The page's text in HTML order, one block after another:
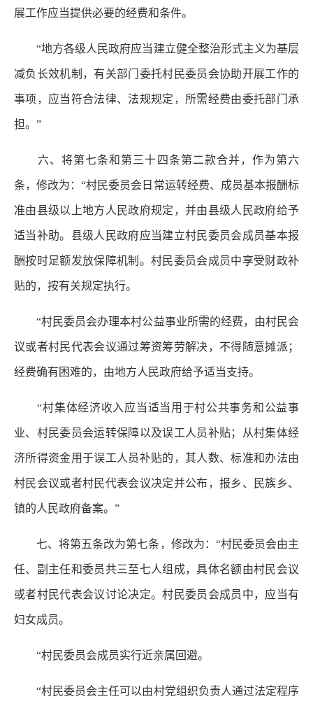
展工作应当提供必要的经费和条件。
“地方各级人民政府应当建立健全整治形式主义为基层
减负长效机制，有关部门委托村民委员会协助开展工作的
事项，应当符合法律、法规规定，所需经费由委托部门承
担。”
六、将第七条和第三十四条第二款合并，作为第六
条，修改为：“村民委员会日常运转经费、成员基本报酬标
准由县级以上地方人民政府规定，并由县级人民政府给予
适当补助。县级人民政府应当建立村民委员会成员基本报
酬按时足额发放保障机制。村民委员会成员中享受财政补
贴的，按有关规定执行。
“村民委员会办理本村公益事业所需的经费，由村民会
议或者村民代表会议通过筹资筹劳解决，不得随意摊派；
经费确有困难的，由地方人民政府给予适当支持。
“村集体经济收入应当适当用于村公共事务和公益事
业、村民委员会运转保障以及误工人员补贴；从村集体经
济所得资金用于误工人员补贴的，其人数、标准和办法由
村民会议或者村民代表会议决定并公布，报乡、民族乡、
镇的人民政府备案。”
七、将第五条改为第七条，修改为：“村民委员会由主
任、副主任和委员共三至七人组成，具体名额由村民会议
或者村民代表会议讨论决定。村民委员会成员中，应当有
妇女成员。
“村民委员会成员实行近亲属回避。
“村民委员会主任可以由村党组织负责人通过法定程序